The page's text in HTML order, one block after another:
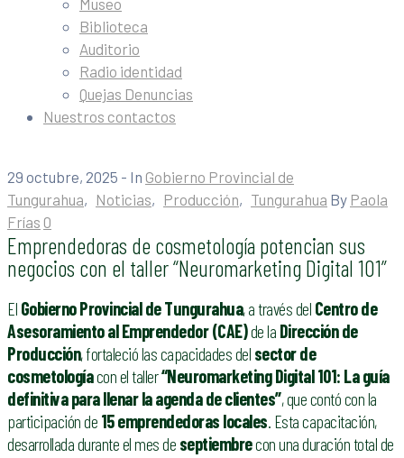
Museo
Biblioteca
Auditorio
Radio identidad
Quejas Denuncias
Nuestros contactos
29 octubre, 2025 - In Gobierno Provincial de
Tungurahua‚ Noticias‚ Producción‚ Tungurahua By Paola
Frías 0
Emprendedoras de cosmetología potencian sus
negocios con el taller “Neuromarketing Digital 101”
El Gobierno Provincial de Tungurahua, a través del Centro de
Asesoramiento al Emprendedor (CAE)de la Dirección de
Producción, fortaleció las capacidades del sector de
cosmetologíacon el taller“Neuromarketing Digital 101: La guía
definitiva para llenar la agenda de clientes”, que contó con la
participación de 15 emprendedoras locales. Esta capacitación,
desarrollada durante el mes de septiembrecon una duración total de